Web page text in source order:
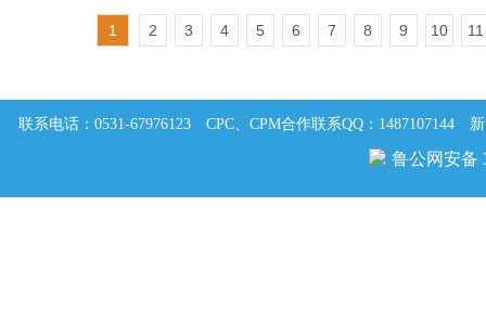
1 2 3 4 5 6 7 8 9 10 11
联系电话：0531-67976123 CPC、CPM合作联系QQ：1487107144
鲁公网安备